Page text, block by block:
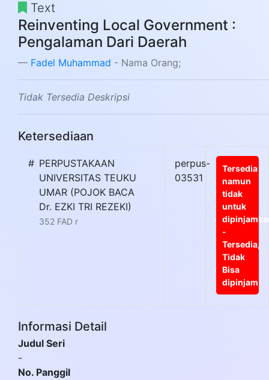
Text
Reinventing Local Government :
Pengalaman Dari Daerah
Fadel Muhammad - Nama Orang;
Tidak Tersedia Deskripsi
Ketersediaan
# PERPUSTAKAAN
UNIVERSITAS TEUKU
UMAR (POJOK BACA
Dr. EZKI TRI REZEKI)
352 FAD r
perpus-
03531
Tersedia
namun
tidak
untuk
-
Tersedia,
Tidak
Bisa
dipinjam
Informasi Detail
Judul Seri
-
No. Panggil